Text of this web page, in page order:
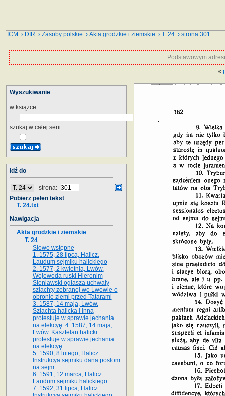
ICM › DIR ›Zasoby polskie ›Akta grodzkie i ziemskie ›T. 24 › strona 301
Podstawowym
«
Wyszukiwanie
w książce
szukaj w całej serii
Idź do
strona:
Pobierz pełen tekst
T. 24.txt
Nawigacja
Akta grodzkie i ziemskie
T. 24
Słowo wstępne
1. 1575, 28 lipca, Halicz.
Laudum sejmiku halickiego
2. 1577, 2 kwietnia, Lwów.
Wojewoda ruski Hieronim
Sieniawski ogłasza uchwały
szlachty zebranej we Lwowie o
obronie ziemi przed Tatarami
3. 1587, 14 maja, Lwów.
Szlachta halicka i inna
protestuje w sprawie jechania
na elekcyę. 4. 1587, 14 maja,
Lwów. Kasztelan halicki
protestuje w sprawie jechania
na elekcyę
5. 1590, 8 lutego, Halicz.
Instrukcya sejmiku dana posłom
na sejm
6. 1591, 12 marca, Halicz.
Laudum sejmiku halickiego
7. 1592, 31 lipca, Halicz.